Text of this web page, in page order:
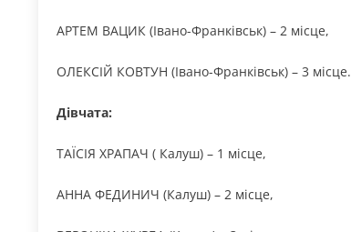
АРТЕМ ВАЦИК (Івано-Франківськ) – 2 місце,
ОЛЕКСІЙ КОВТУН (Івано-Франківськ) – 3 місце.
Дівчата:
ТАЇСІЯ ХРАПАЧ ( Калуш) – 1 місце,
АННА ФЕДИНИЧ (Калуш) – 2 місце,